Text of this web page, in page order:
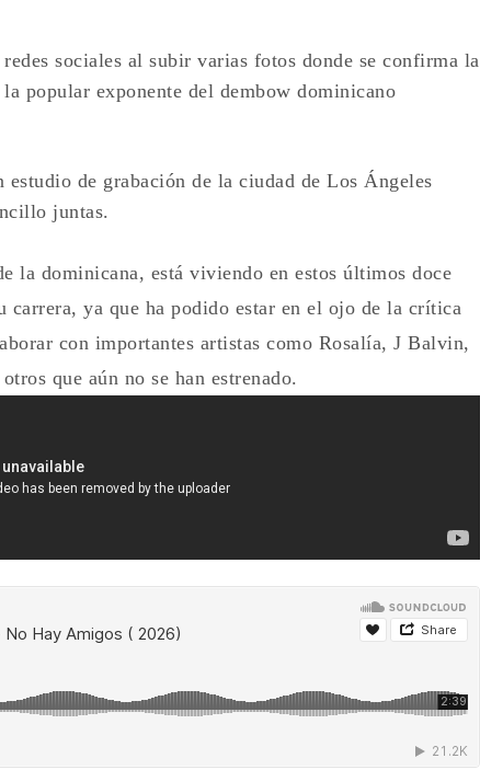
sociales al subir varias fotos donde se confirma la
popular exponente del dembow dominicano
de grabación de la ciudad de Los Ángeles
juntas.
la dominicana, está viviendo en estos últimos doce
carrera, ya que ha podido estar en el ojo de la crítica
con importantes artistas como Rosalía, J Balvin,
que aún no se han estrenado.